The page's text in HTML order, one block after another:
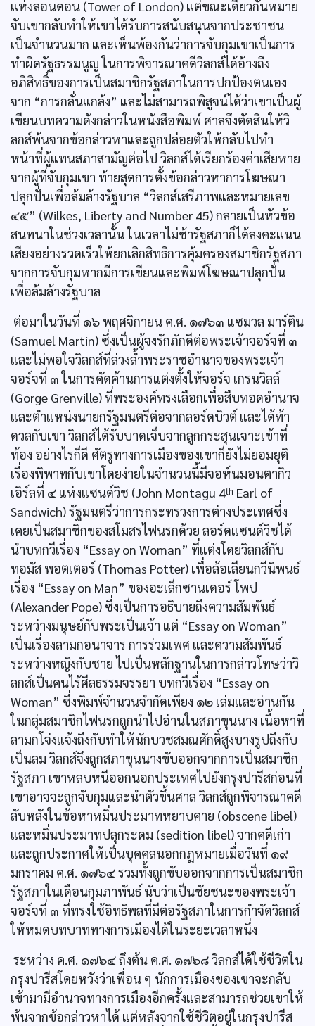
แห่งลอนดอน (Tower of London) แต่ขณะเดียวกันหมาย
จับเขากลับทำให้เขาได้รับการสนับสนุนจากประชาชน
เป็นจำนวนมาก และเห็นพ้องกันว่าการจับกุมเขาเป็นการ
ทำผิดรัฐธรรมนูญ ในการพิจารณาคดีวิลกส์ได้อ้างถึง
อภิสิทธิ์ของการเป็นสมาชิกรัฐสภาในการปกป้องตนเอง
จาก “การกลั่นแกล้ง” และไม่สามารถพิสูจน์ได้ว่าเขาเป็นผู้
เขียนบทความดังกล่าวในหนังสือพิมพ์ ศาลจึงตัดสินให้วิ
ลกส์พ้นจากข้อกล่าวหาและถูกปล่อยตัวให้กลับไปทำ
หน้าที่ผู้แทนสภาสามัญต่อไป วิลกส์ได้เรียกร้องค่าเสียหาย
จากผู้ที่จับกุมเขา ท้ายสุดการตั้งข้อกล่าวหาการโฆษณา
ปลุกปั่นเพื่อล้มล้างรัฐบาล “วิลกส์เสรีภาพและหมายเลข
๔๕” (Wilkes, Liberty and Number 45) กลายเป็นหัวข้อ
สนทนาในช่วงเวลานั้น ในเวลาไม่ช้ารัฐสภาก็ได้ลงคะแนน
เสียงอย่างรวดเร็วให้ยกเลิกสิทธิการคุ้มครองสมาชิกรัฐสภา
จากการจับกุมหากมีการเขียนและพิมพ์โฆษณาปลุกปั่น
เพื่อล้มล้างรัฐบาล
ต่อมาในวันที่ ๑๖ พฤศจิกายน ค.ศ. ๑๗๖๓ แซมวล มาร์ติน
(Samuel Martin) ซึ่งเป็นผู้จงรักภักดีต่อพระเจ้าจอร์จที่ ๓
และไม่พอใจวิลกส์ที่ล่วงล้ำพระราชอำนาจของพระเจ้า
จอร์จที่ ๓ ในการคัดค้านการแต่งตั้งให้จอร์จ เกรนวิลล์
(Gorge Grenville) ที่พระองค์ทรงเลือกเพื่อสืบทอดอำนาจ
และตำแหน่งนายกรัฐมนตรีต่อจากลอร์ดบิวต์ และได้ท้า
ดวลกับเขา วิลกส์ได้รับบาดเจ็บจากลูกกระสุนเจาะเข้าที่
ท้อง อย่างไรก็ดี ศัตรูทางการเมืองของเขาก็ยังไม่ยอมยุติ
เรื่องพิพาทกับเขาโดยง่ายในจำนวนนี้มีจอห์นมอนตากิว
เอิร์ลที่ ๔ แห่งแซนด์วิช (John Montagu 4ᵗʰ Earl of
Sandwich) รัฐมนตรีว่าการกระทรวงการต่างประเทศซึ่ง
เคยเป็นสมาชิกของสโมสรไฟนรกด้วย ลอร์ดแซนด์วิชได้
นำบทกวีเรื่อง “Essay on Woman” ที่แต่งโดยวิลกส์กับ
ทอมัส พอตเตอร์ (Thomas Potter) เพื่อล้อเลียนกวีนิพนธ์
เรื่อง “Essay on Man” ของอะเล็กซานเดอร์ โพป
(Alexander Pope) ซึ่งเป็นการอธิบายถึงความสัมพันธ์
ระหว่างมนุษย์กับพระเป็นเจ้า แต่ “Essay on Woman”
เป็นเรื่องลามกอนาจาร การร่วมเพศ และความสัมพันธ์
ระหว่างหญิงกับชาย ไปเป็นหลักฐานในการกล่าวโทษว่าวิ
ลกส์เป็นคนไร้ศีลธรรมจรรยา บทกวีเรื่อง “Essay on
Woman” ซึ่งพิมพ์จำนวนจำกัดเพียง ๑๒ เล่มและอ่านกัน
ในกลุ่มสมาชิกไฟนรกถูกนำไปอ่านในสภาขุนนาง เนื้อหาที่
ลามกโจ่งแจ้งถึงกับทำให้นักบวชสมณศักดิ์สูงบางรูปถึงกับ
เป็นลม วิลกส์จึงถูกสภาขุนนางขับออกจากการเป็นสมาชิก
รัฐสภา เขาหลบหนีออกนอกประเทศไปยังกรุงปารีสก่อนที่
เขาอาจจะถูกจับกุมและนำตัวขึ้นศาล วิลกส์ถูกพิจารณาคดี
ลับหลังในข้อหาหมิ่นประมาทหยาบคาย (obscene libel)
และหมิ่นประมาทปลุกระดม (sedition libel) จากคดีเก่า
และถูกประกาศให้เป็นบุคคลนอกกฎหมายเมื่อวันที่ ๑๙
มกราคม ค.ศ. ๑๗๖๔ รวมทั้งถูกขับออกจากการเป็นสมาชิก
รัฐสภาในเดือนกุมภาพันธ์ นับว่าเป็นชัยชนะของพระเจ้า
จอร์จที่ ๓ ที่ทรงใช้อิทธิพลที่มีต่อรัฐสภาในการกำจัดวิลกส์
ให้หมดบทบาททางการเมืองได้ในระยะเวลาหนึ่ง
ระหว่าง ค.ศ. ๑๗๖๔ ถึงต้น ค.ศ. ๑๗๖๘ วิลกส์ได้ใช้ชีวิตใน
กรุงปารีสโดยหวังว่าเพื่อน ๆ นักการเมืองของเขาจะกลับ
เข้ามามีอำนาจทางการเมืองอีกครั้งและสามารถช่วยเขาให้
พ้นจากข้อกล่าวหาได้ แต่หลังจากใช้ชีวิตอยู่ในกรุงปารีส